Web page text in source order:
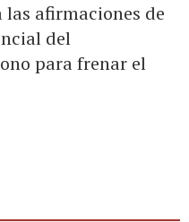
afirmaciones de
del
para frenar el